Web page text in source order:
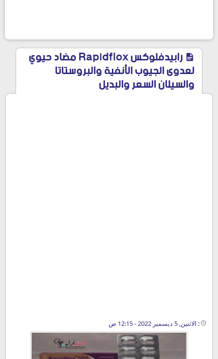
رابيدفلوكس Rapidflox مضاد حيوي
لعدوى الجيوب الأنفية والبروستاتا
والسيلان السعر والبديل
: الاثنين, 5 ديسمبر 2022 - 12:15 ص